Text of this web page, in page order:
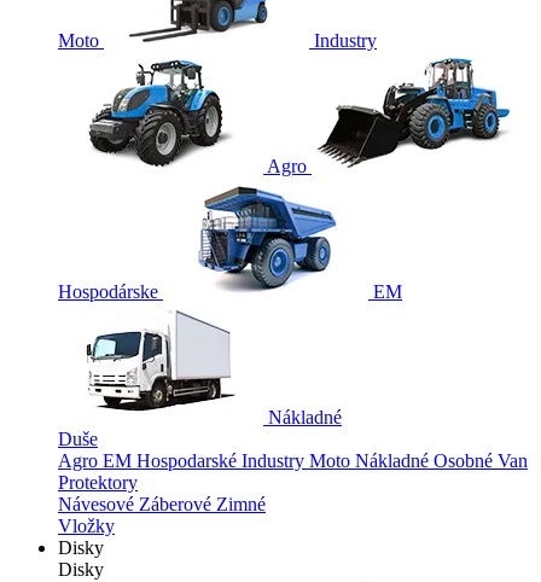
Moto Industry
Agro
Hospodárske EM
Nákladné
Duše
Agro EM Hospodarské Industry Moto Nákladné Osobné Van
Protektory
Návesové Záberové Zimné
Vložky
Disky
Disky